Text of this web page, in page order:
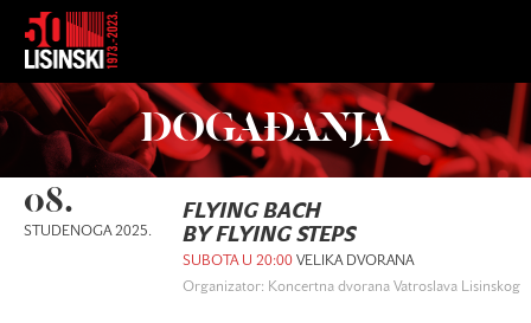
DOGAĐANJA
08.
STUDENOGA 2025.
FLYING BACH
BY FLYING STEPS
SUBOTA U 20:00 VELIKA DVORANA
Organizator: Koncertna dvorana Vatroslava Lisinskog